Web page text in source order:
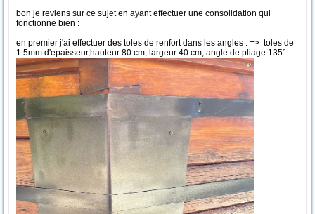
bon je reviens sur ce sujet en ayant effectuer une consolidation qui
fonctionne bien :
en premier j'ai effectuer des toles de renfort dans les angles : => toles de
1.5mm d'epaisseur,hauteur 80 cm, largeur 40 cm, angle de pliage 135°